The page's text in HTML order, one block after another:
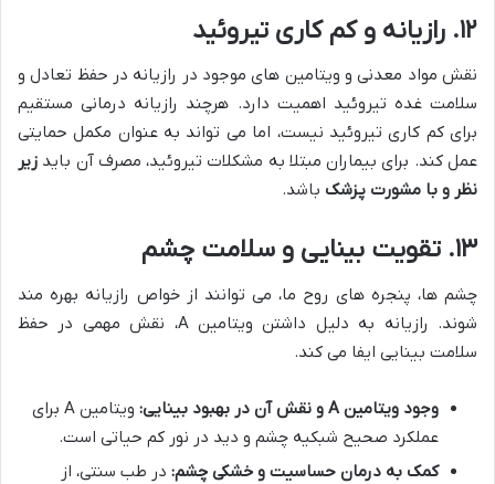
۱۲. رازیانه و کم کاری تیروئید
نقش مواد معدنی و ویتامین های موجود در رازیانه در حفظ تعادل و
سلامت غده تیروئید اهمیت دارد. هرچند رازیانه درمانی مستقیم
برای کم کاری تیروئید نیست، اما می تواند به عنوان مکمل حمایتی
عمل کند. برای بیماران مبتلا به مشکلات تیروئید، مصرف آن باید زیر
نظر و با مشورت پزشک باشد.
۱۳. تقویت بینایی و سلامت چشم
چشم ها، پنجره های روح ما، می توانند از خواص رازیانه بهره مند
شوند. رازیانه به دلیل داشتن ویتامین A، نقش مهمی در حفظ
سلامت بینایی ایفا می کند.
وجود ویتامین A و نقش آن در بهبود بینایی:
ویتامین A برای
عملکرد صحیح شبکیه چشم و دید در نور کم حیاتی است.
کمک به درمان حساسیت و خشکی چشم: در طب سنتی، از